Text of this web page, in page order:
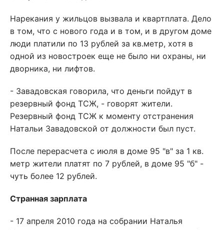
Нарекания у жильцов вызвала и квартплата. Дело
в том, что с нового года и в том, и в другом доме
люди платили по 13 рублей за кв.метр, хотя в
одной из новостроек еще не было ни охраны, ни
дворника, ни лифтов.
- Завадовская говорила, что деньги пойдут в
резервный фонд ТСЖ, - говорят жители.
Резервный фонд ТСЖ к моменту отстранения
Натальи Завадовской от должности был пуст.
После перерасчета с июля в доме 95 "в" за 1 кв.
метр жители платят по 7 рублей, в доме 95 "б" -
чуть более 12 рублей.
Странная зарплата
- 17 апреля 2010 года на собрании Наталья